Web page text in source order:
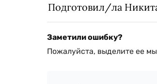
Подготовил/ла
Заметили ошибку?
Пожалуйста, выделите ее